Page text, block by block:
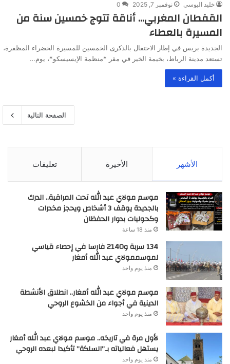
خليد اليوسي نوفمبر 7, 2025 0
القفطان المغربي… أناقة تتوج خمسين سنة من
المسيرة بالعطاء
الجديدة بريس في إطار الاحتفال بالذكرى الخمسين للمسيرة الخضراء المظفرة،
تستعد مدينة الرباط، بخيمة الخير في مقر *منظمة الإيسيسكو*، يوم…
أكمل القراءة »
الصفحة التالية
الأشهر الأخيرة تعليقات
موسم مولاي عبد الله تحت المراقبة.. الدرك
بالجديدة يوقف 3 أشخاص ويحجز مخدرات
وكحوليات بدوار الحفظان
منذ 18 ساعة
134 سربة و2140 فارسا في إحصاء قياسي
لموسممولاي عبد الله أمغار
منذ يوم واحد
موسم مولاي عبد الله أمغار.. انطلاق الأنشطة
الدينية في أجواء من الخشوع الروحي
منذ يوم واحد
لأول مرة في تاريخه.. موسم مولاي عبد الله أمغار
يستهل فعالياته بـ”السلكة” تأكيدا لبعده الروحي
منذ يوم واحد